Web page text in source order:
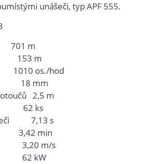
unášeči, typ APF 555.
m
m
os./hod
18 mm
2,5 m
62 ks
7,13 s
min
3,20 m/s
62 kW